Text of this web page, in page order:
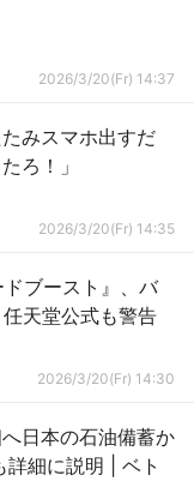
2026/3/20(Fr) 14:37
みスマホ出すだ
ろ！」
2026/3/20(Fr) 14:35
ドブースト』、バ
天堂公式も警告
2026/3/20(Fr) 14:30
日本の石油備蓄か
説明 | ベト